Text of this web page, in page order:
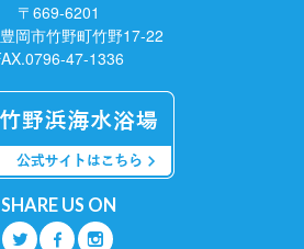
〒669-6201
岡市竹野町竹野17-22
47-1336
SHARE US ON
Q O P